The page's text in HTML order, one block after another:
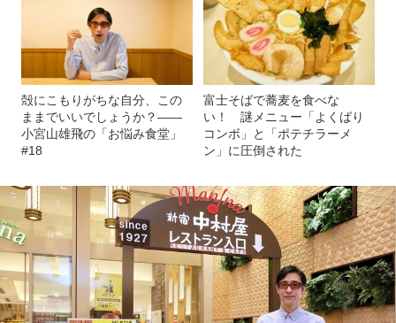
殻にこもりがちな自分、この
ままでいいでしょうか？――
小宮山雄飛の「お悩み食堂」
#18
富士そばで蕎麦を食べな
い！ 謎メニュー「よくばり
コンボ」と「ポテチラーメ
ン」に圧倒された